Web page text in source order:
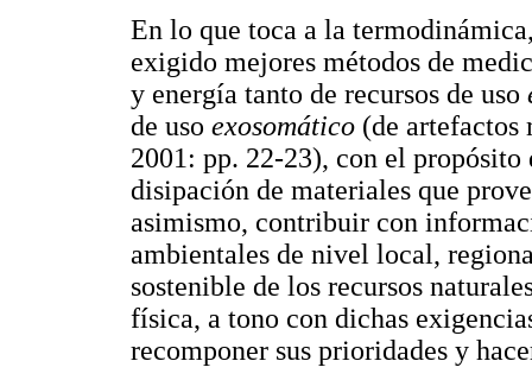
En lo que toca a la
exigido mejores métodos de
y energía tanto de recursos de uso
de uso exosomático (de artefactos
2001: pp. 22-23), con el
disipación de materiales que
asimismo, contribuir con
ambientales de nivel local,
sostenible de los recursos
física, a tono con dichas
recomponer sus prioridades y